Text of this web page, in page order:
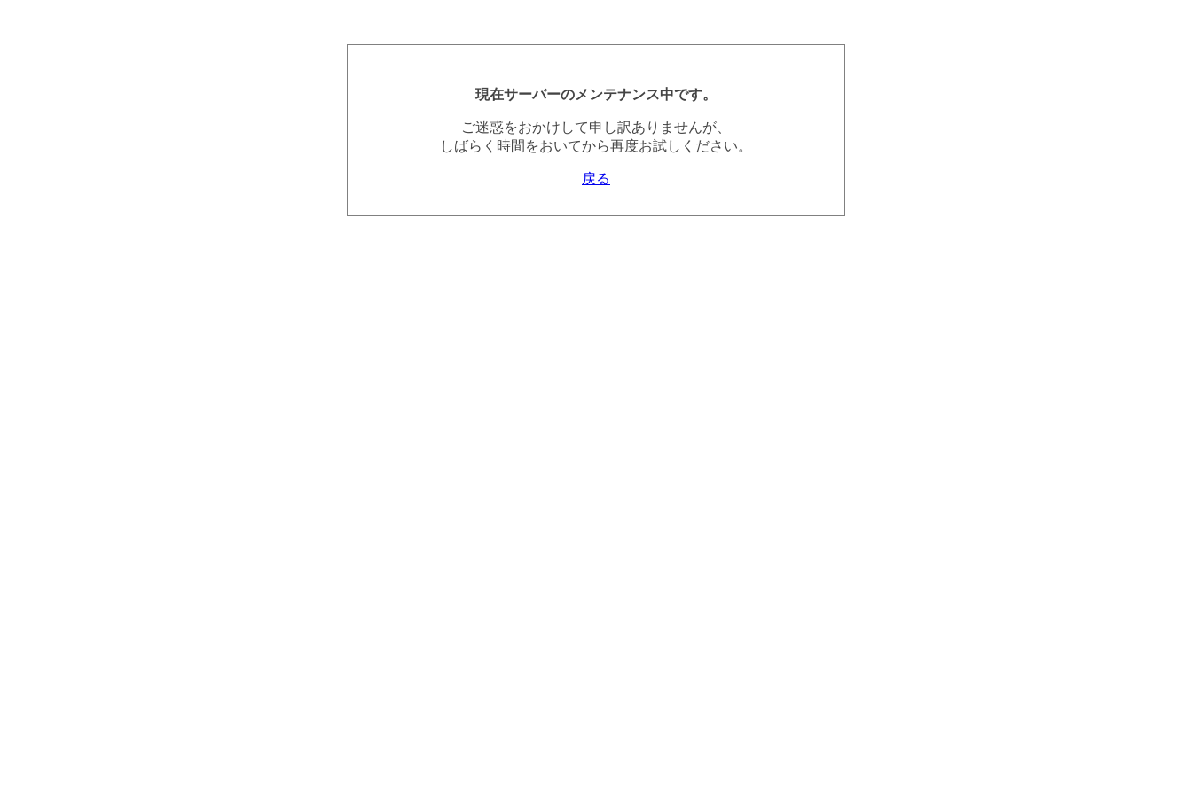
現在サーバーのメンテナンス中です。
ご迷惑をおかけして申し訳ありませんが、
しばらく時間をおいてから再度お試しください。
戻る